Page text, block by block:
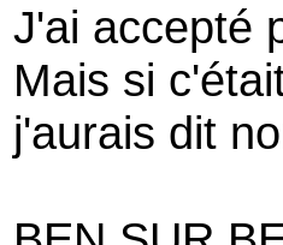
J'ai accepté
Mais si
j'aurais dit